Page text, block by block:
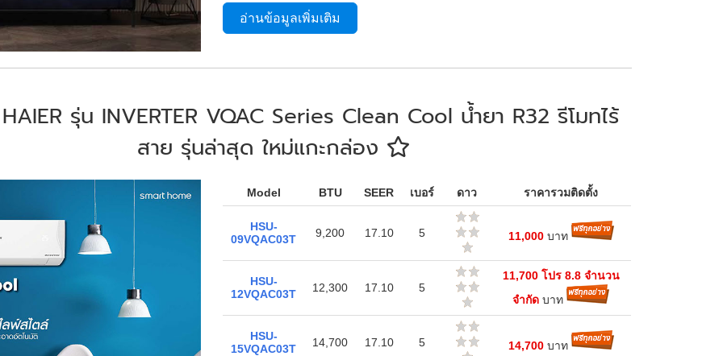
อ่านข้อมูลเพิ่มเติม
รุ่น INVERTER VQAC Series Clean Cool น้ำยา R32 รีโมทไร้
สาย รุ่นล่าสุด ใหม่แกะกล่อง
Model BTU SEER เบอร์ ดาว ราคารวมติดตั้ง
HSU-
09VQAC03T
9,200 17.10 5 11,000บาท
HSU-
12VQAC03T
12,300 17.10 5
11,700 โปร 8.8 จำนวน
จำกัด บาท
HSU-
15VQAC03T
14,700 17.10 5 14,700บาท